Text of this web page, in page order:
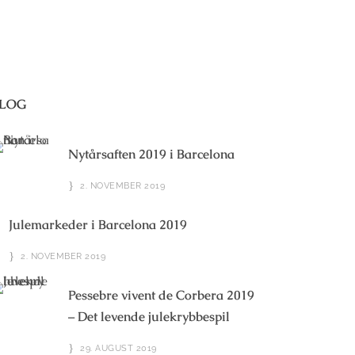
Nytårsaften 2019 i Barcelona
2. NOVEMBER 2019
Julemarkeder i Barcelona 2019
2. NOVEMBER 2019
Pessebre vivent de Corbera 2019
– Det levende julekrybbespil
29. AUGUST 2019